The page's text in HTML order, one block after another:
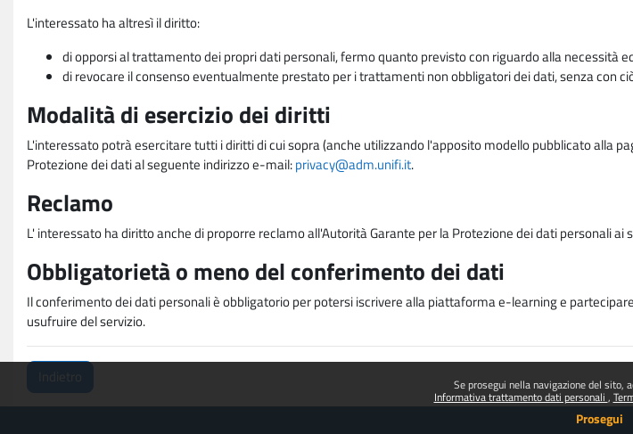
Se prosegui nella navigazione del sito,
Informativa trattamento dati personali
Prosegui
L'interessato ha altresì il diritto:
di opporsi al trattamento dei propri dati personali, fermo quanto previsto con riguardo alla
di revocare il consenso eventualmente prestato per i trattamenti non obbligatori dei dati, senza con
Modalità di esercizio dei diritti
L'interessato potrà esercitare tutti i diritti di cui sopra (anche utilizzando l'apposito modello pubblicato alla
Protezione dei dati al seguente indirizzo e-mail:privacy@adm.unifi.it.
Reclamo
L' interessato ha diritto anche di proporre reclamo all'Autorità Garante per la Protezione dei dati personali
Obbligatorietà o meno del conferimento dei dati
Il conferimento dei dati personali è obbligatorio per potersi iscrivere alla piattaforma e-learning e
usufruire del servizio.
Indietro